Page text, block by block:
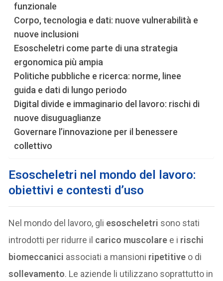
funzionale
Corpo, tecnologia e dati: nuove vulnerabilità e
nuove inclusioni
Esoscheletri come parte di una strategia
ergonomica più ampia
Politiche pubbliche e ricerca: norme, linee
guida e dati di lungo periodo
Digital divide e immaginario del lavoro: rischi di
nuove disuguaglianze
Governare l’innovazione per il benessere
collettivo
Esoscheletri nel mondo del lavoro:
obiettivi e contesti d’uso
Nel mondo del lavoro, gli esoscheletri sono stati
introdotti per ridurre il carico muscolare e i rischi
biomeccanici associati a mansioni ripetitive o di
sollevamento. Le aziende li utilizzano soprattutto in